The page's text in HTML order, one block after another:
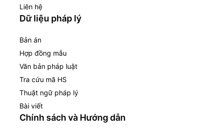
Liên hệ
Dữ liệu pháp lý
Bản án
Hợp đồng mẫu
Văn bản pháp luật
Tra cứu mã HS
Thuật ngữ pháp lý
Bài viết
Chính sách và Hướng dẫn